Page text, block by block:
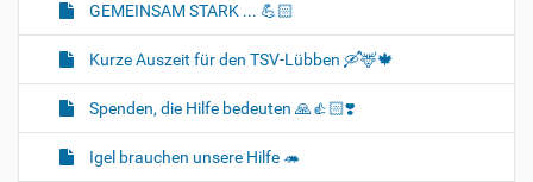
GEMEINSAM STARK ... 💪🏻
Kurze Auszeit für den TSV-Lübben 🛶🦌🍁
Spenden, die Hilfe bedeuten 🙏👍🏻❣️
Igel brauchen unsere Hilfe 🦔